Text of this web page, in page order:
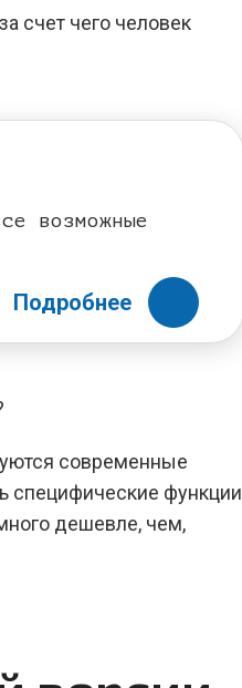
счет чего человек
возможные
Подробнее
современные
специфические функции
дешевле, чем,